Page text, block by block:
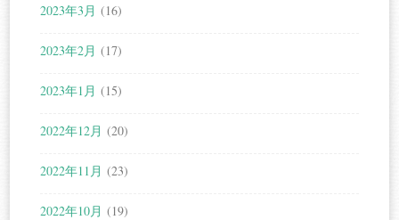
2023年3月 (16)
2023年2月 (17)
2023年1月 (15)
2022年12月 (20)
2022年11月 (23)
2022年10月 (19)